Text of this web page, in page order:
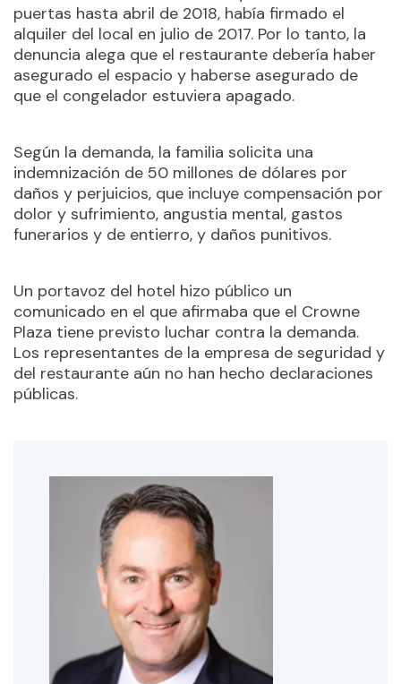
puertas hasta abril de 2018, había firmado el
alquiler del local en julio de 2017. Por lo tanto, la
denuncia alega que el restaurante debería haber
asegurado el espacio y haberse asegurado de
que el congelador estuviera apagado.
Según la demanda, la familia solicita una
indemnización de 50 millones de dólares por
daños y perjuicios, que incluye compensación por
dolor y sufrimiento, angustia mental, gastos
funerarios y de entierro, y daños punitivos.
Un portavoz del hotel hizo público un
comunicado en el que afirmaba que el Crowne
Plaza tiene previsto luchar contra la demanda.
Los representantes de la empresa de seguridad y
del restaurante aún no han hecho declaraciones
públicas.